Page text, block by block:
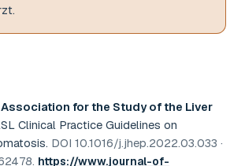
Association for the Study of the Liver
Clinical Practice Guidelines on
. DOI 10.1016/j.jhep.2022.03.033 ·
. https://www.journal-of-